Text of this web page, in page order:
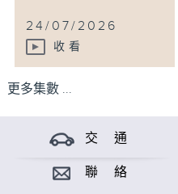
24/07/2026
收看
更多集數 ...
交 通
聯 絡